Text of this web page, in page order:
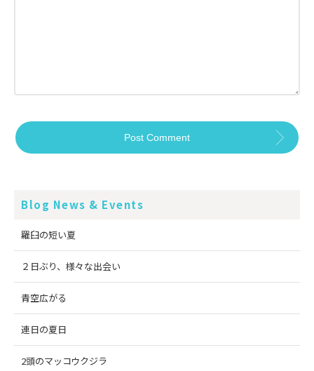
Blog News & Events
羅臼の短い夏
２日ぶり、様々な出会い
青空広がる
連日の夏日
2頭のマッコウクジラ